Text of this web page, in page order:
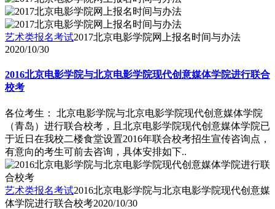
艺术类报名考试2017北京电影学院网上报名时间与办法
2020/10/30
2016北京电影学院与北京电影学院现代创意媒体学院进行联合
校考
各位考生： 北京电影学院与北京电影学院现代创意媒体学院
（青岛）进行联合校考，且北京电影学院现代创意媒体学院已
于近日在我校二楼食堂设置2016年联合校考招生宣传咨询点，
有意向的考生可前去咨询，具体安排如下..
艺术类报名考试2016北京电影学院与北京电影学院现代创意媒
体学院进行联合校考2020/10/30